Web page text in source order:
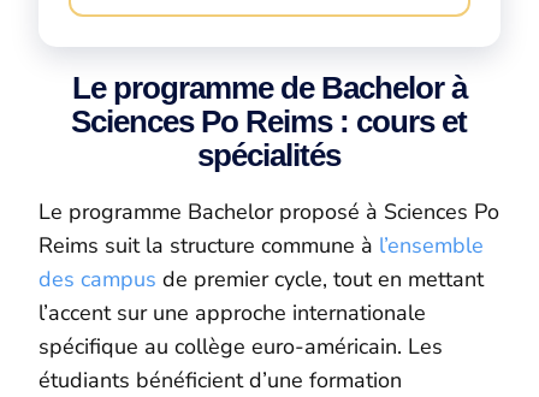
Le programme de Bachelor à
Sciences Po Reims : cours et
spécialités
Le programme Bachelor proposé à Sciences Po
Reims suit la structure commune à l’ensemble
des campus de premier cycle, tout en mettant
l’accent sur une approche internationale
spécifique au collège euro-américain. Les
étudiants bénéficient d’une formation